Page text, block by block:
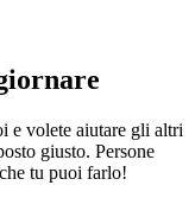
e volete aiutare gli altri
giusto. Persone
tu puoi farlo!